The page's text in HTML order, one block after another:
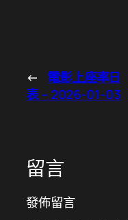
←
電影上座率日
表 – 2026-01-03
留言
發佈留言